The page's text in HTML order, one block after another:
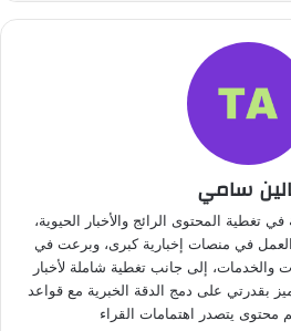
سامي
المحتوى الرائج والأخبار الحيوية،
في منصات إخبارية كبرى، وبرعت في
والخدمات، إلى جانب تغطية شاملة لأخبار
بقدرتي على دمج الدقة الخبرية مع قواعد